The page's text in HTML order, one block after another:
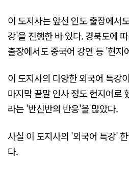
이 도지사는 앞선 인도 출장에서
강'을 진행한 바 있다. 경북도에
출장에서도 중국어 강연 등 '현지
이 도지사의 다양한 외국어 특강
마지막 끝말 인사 정도 현지어로
라는 '반신반의 반응'을 많았다.
사실 이 도지사의 '외국어 특강'
다.